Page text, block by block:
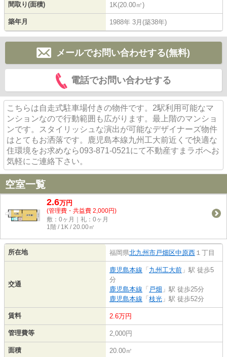
間取り(面積) 1K(20.00㎡)
築年月 1988年 3月(築38年)
メールでお問い合わせする(無料)
電話でお問い合わせする
こちらは自走式駐車場付きの物件です。2駅利用可能なマ
ンションなので行動範囲も広がります。最上階のマンショ
ンです。スタイリッシュな演出が可能なデザイナーズ物件
はとてもお洒落です。鹿児島本線九州工大前近くで快適な
住環境をお求めなら093-871-0521にて不動産すまラボへお
気軽にご連絡下さい。
空室一覧
2.6万円
(管理費・共益費 2,000円)
敷：0ヶ月｜礼：0ヶ月
1階 / 1K / 20.00㎡
所在地 福岡県北九州市戸畑区中原西 １丁目
交通
鹿児島本線 「 九州工大前 」駅 徒歩5
分
鹿児島本線 「 戸畑 」駅 徒歩25分
鹿児島本線 「 枝光 」駅 徒歩52分
賃料 2.6万円
管理費等 2,000円
面積 20.00㎡